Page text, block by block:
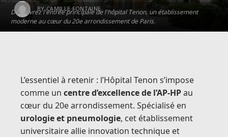
Découvrez l'entrée principale de l'hôpital Tenon, un établissement
moderne au cœur du 20e arrondissement de Paris.
BY CAMILLE FONTAINE
L’essentiel à retenir : l’Hôpital Tenon s’impose
comme un centre d’excellence de l’AP-HPau
cœur du 20e arrondissement. Spécialisé en
urologie et pneumologie, cet établissement
universitaire allie innovation technique et